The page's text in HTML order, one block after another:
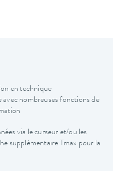
en technique
nombreuses fonctions de
via le curseur et/ou les
supplémentaire Tmax pour la